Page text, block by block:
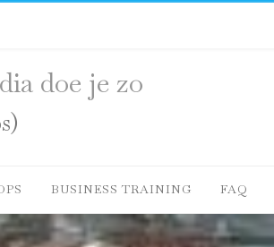
doe je zo
BUSINESS TRAINING FAQ